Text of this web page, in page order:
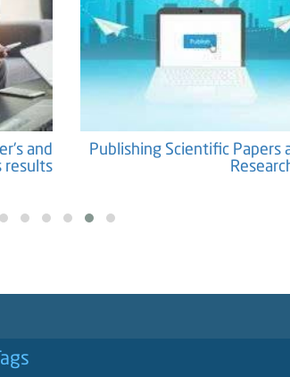
Publishing Scientific Papers
and
results